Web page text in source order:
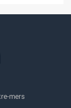
mers